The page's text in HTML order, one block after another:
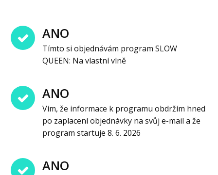
ANO
Tímto si objednávám program SLOW
QUEEN: Na vlastní vlně
ANO
Vím, že informace k programu obdržím hned
po zaplacení objednávky na svůj e-mail a že
program startuje 8. 6. 2026
ANO